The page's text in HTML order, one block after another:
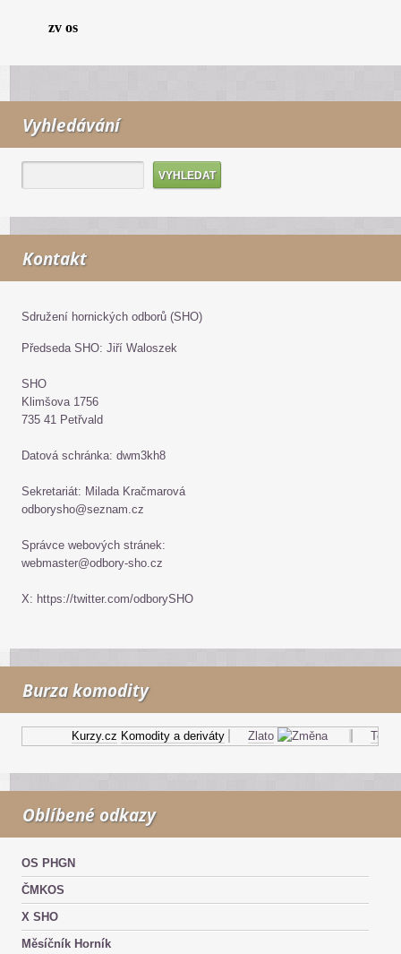
zv os
Vyhledávání
Kontakt
Sdružení hornických odborů (SHO)
Předseda SHO: Jiří Waloszek
SHO
Klimšova 1756
735 41 Petřvald
Datová schránka: dwm3kh8
Sekretariát: Milada Kračmarová
odborysho@seznam.cz
Správce webových stránek:
webmaster@odbory-sho.cz
X: https://twitter.com/odborySHO
Burza komodity
Kurzy.cz Komodity a deriváty Zlato
Oblíbené odkazy
OS PHGN
ČMKOS
X SHO
Měsíčník Horník